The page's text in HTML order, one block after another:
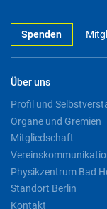
Spenden
Über uns
Profil und
Organe und Gremien
Mitgliedschaft
Physikzentrum Bad
Standort Berlin
Kontakt